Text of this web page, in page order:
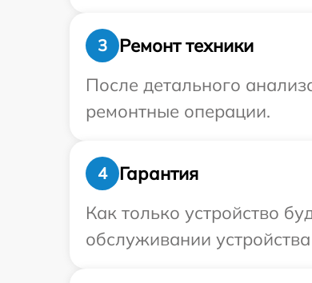
3
Ремонт техники
После детального
ремонтные операции.
4
Гарантия
Как только устройство
обслуживании